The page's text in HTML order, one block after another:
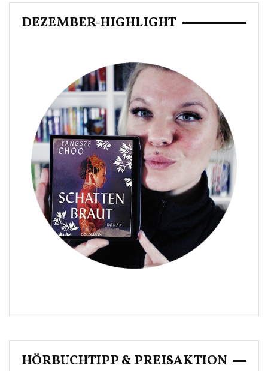
DEZEMBER-HIGHLIGHT
HÖRBUCHTIPP & PREISAKTION